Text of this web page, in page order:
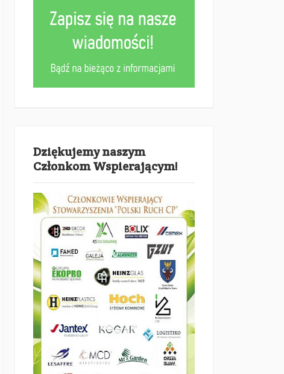
Dziękujemy naszym
Członkom Wspierającym!